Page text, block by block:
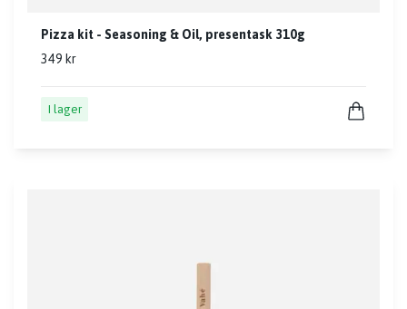
Pizza kit - Seasoning & Oil, presentask 310g
349 kr
I lager